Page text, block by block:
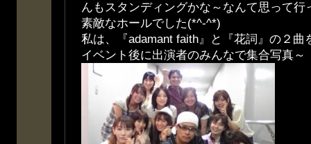
んもスタンディングかな～なんて思って行
素敵なホールでした(*^-^*)
私は、『adamant faith』と『花詞』の２曲
イベント後に出演者のみんなで集合写真